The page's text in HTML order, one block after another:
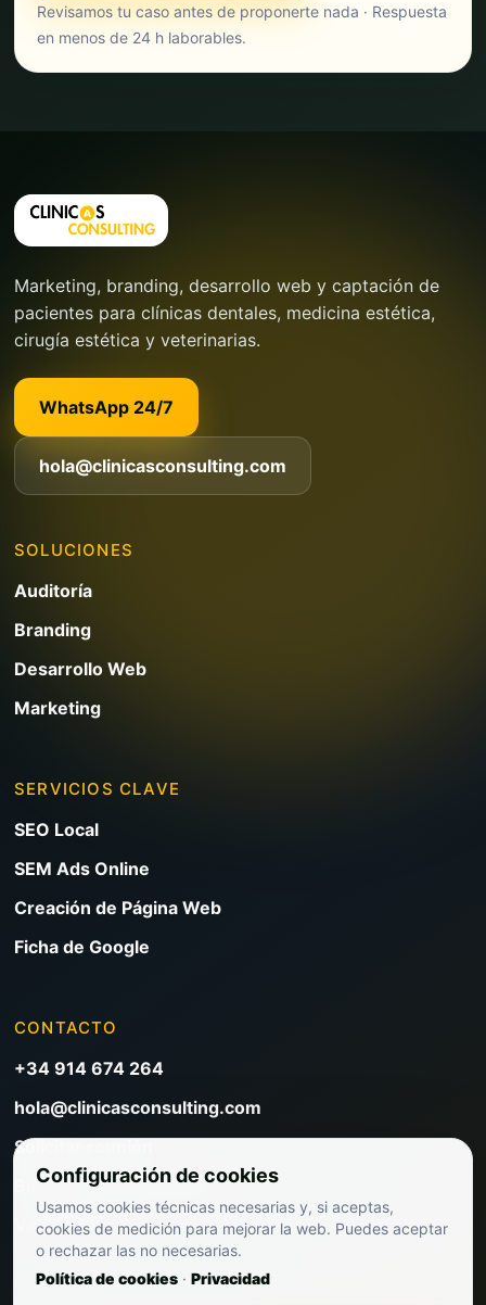
Revisamos tu caso antes de proponerte nada · Respuesta
en menos de 24 h laborables.
Marketing, branding, desarrollo web y captación de
pacientes para clínicas dentales, medicina estética,
cirugía estética y veterinarias.
WhatsApp 24/7
hola@clinicasconsulting.com
SOLUCIONES
Auditoría
Branding
Desarrollo Web
Marketing
SERVICIOS CLAVE
SEO Local
SEM Ads Online
Creación de Página Web
Ficha de Google
CONTACTO
+34 914 674 264
hola@clinicasconsulting.com
Solicitar reunión
Blog de marketing clínico
Ver precios
Configuración de cookies
Usamos cookies técnicas necesarias y, si aceptas,
cookies de medición para mejorar la web. Puedes aceptar
o rechazar las no necesarias.
Política de cookies · Privacidad